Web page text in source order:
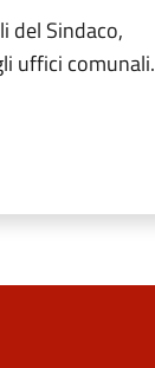
del Sindaco,
uffici comunali.